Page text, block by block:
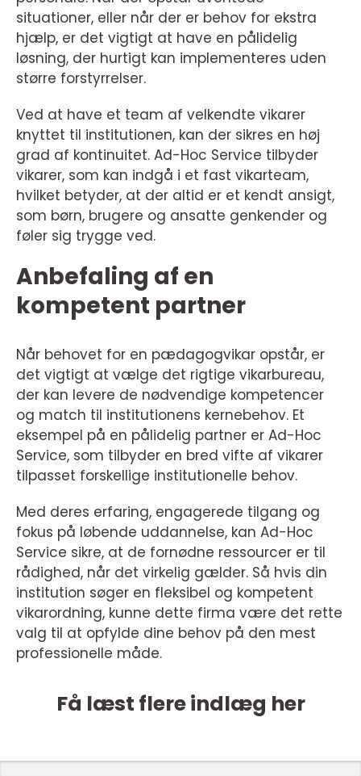
situationer, eller når der er behov for ekstra
hjælp, er det vigtigt at have en pålidelig
løsning, der hurtigt kan implementeres uden
større forstyrrelser.
Ved at have et team af velkendte vikarer
knyttet til institutionen, kan der sikres en høj
grad af kontinuitet. Ad-Hoc Service tilbyder
vikarer, som kan indgå i et fast vikarteam,
hvilket betyder, at der altid er et kendt ansigt,
som børn, brugere og ansatte genkender og
føler sig trygge ved.
Anbefaling af en
kompetent partner
Når behovet for en pædagogvikar opstår, er
det vigtigt at vælge det rigtige vikarbureau,
der kan levere de nødvendige kompetencer
og match til institutionens kernebehov. Et
eksempel på en pålidelig partner er Ad-Hoc
Service, som tilbyder en bred vifte af vikarer
tilpasset forskellige institutionelle behov.
Med deres erfaring, engagerede tilgang og
fokus på løbende uddannelse, kan Ad-Hoc
Service sikre, at de fornødne ressourcer er til
rådighed, når det virkelig gælder. Så hvis din
institution søger en fleksibel og kompetent
vikarordning, kunne dette firma være det rette
valg til at opfylde dine behov på den mest
professionelle måde.
Få læst flere indlæg her